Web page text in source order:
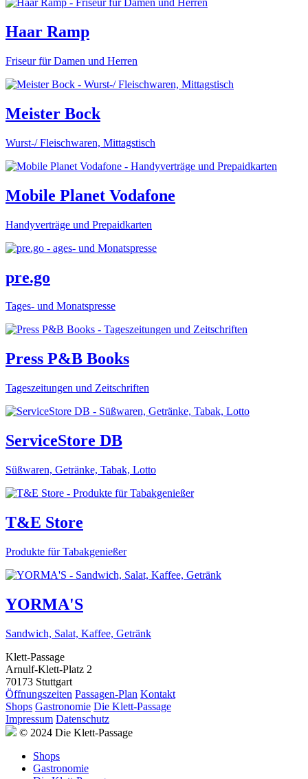
Haar Ramp
Friseur für Damen und Herren
Meister Bock
Wurst-/ Fleischwaren, Mittagstisch
Mobile Planet Vodafone
Handyverträge und Prepaidkarten
pre.go
Tages- und Monatspresse
Press P&B Books
Tageszeitungen und Zeitschriften
ServiceStore DB
Süßwaren, Getränke, Tabak, Lotto
T&E Store
Produkte für Tabakgenießer
YORMA'S
Sandwich, Salat, Kaffee, Getränk
Klett-Passage
Arnulf-Klett-Platz 2
70173 Stuttgart
Öffnungszeiten Passagen-Plan Kontakt
Shops Gastronomie Die Klett-Passage
Impressum Datenschutz
© 2024 Die Klett-Passage
Shops
Gastronomie